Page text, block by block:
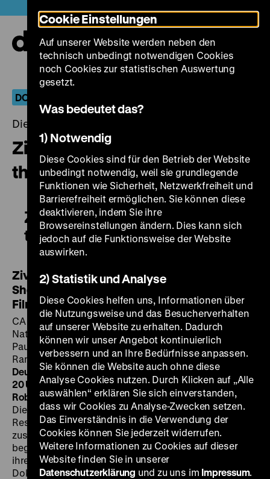
zum
Seiteninhalt
springen
DOKUARTS 12: Nuances Now
Dienstag, 22. Oktober 2019, 19.00 - 00.00 Uhr
Ziva Postec: The Editor Behind
the Film Shoah
Ziva Postec: The Editor Behind
the Film Shoah
Ziva Postec, la monteuse derrière le film
Shoah | Ziva Postec: The Editor Behind the
Film Shoah
CA 2018, R: Catherine Hébert, K: Elric Robichon,
Nathalie Moliavko-Visotzky, Vuk Stojanovic, T: Jean
Paul Vialard, S: Annie Jean, P: Christine Falco, M:
Ramachandra Borcar, 92’ ·DCP, OmeU,
Deutschlandpremiere FR 18.10. um 19 Uhr + DI 22.10. um
20 Uhr·Zu Gast am 18.10.:Catherine Hébert und Elric
Robichon im Gespräch mit Nicola Undritz
Die Filmeditorin Ziva Postec hatte bereits mit Alain
Resnais, Jean-Pierre Melville und Orson Welles
zusammen gearbeitet, als sie Claude Lanzmann
begegnete. Von 1979 bis 1985 widmeten die beiden
ihre Leidenschaft und Energie dem neunstündigen
DokumentarfilmShoah, der aus Interviews mit Augen
Cookie Einstellungen
Auf unserer Website werden neben den
technisch unbedingt notwendigen Cookies
noch Cookies zur statistischen Auswertung
gesetzt.
Was bedeutet das?
1) Notwendig
Diese Cookies sind für den Betrieb der Website
unbedingt notwendig, weil sie grundlegende
Funktionen wie Sicherheit, Netzwerkfreiheit und
Barrierefreiheit ermöglichen. Sie können diese
deaktivieren, indem Sie ihre
Browsereinstellungen ändern. Dies kann sich
jedoch auf die Funktionsweise der Website
auswirken.
2) Statistik und Analyse
Diese Cookies helfen uns, Informationen über
die Nutzungsweise und das Besucherverhalten
auf unserer Website zu erhalten. Dadurch
können wir unser Angebot kontinuierlich
verbessern und an Ihre Bedürfnisse anpassen.
Sie können die Website auch ohne diese
Analyse Cookies nutzen. Durch Klicken auf „Alle
auswählen“ erklären Sie sich einverstanden,
dass wir Cookies zu Analyse-Zwecken setzen.
Das Einverständnis in die Verwendung der
Cookies können Sie jederzeit widerrufen.
Weitere Informationen zu Cookies auf dieser
Website finden Sie in unserer
Datenschutzerklärung und zu uns im Impressum.